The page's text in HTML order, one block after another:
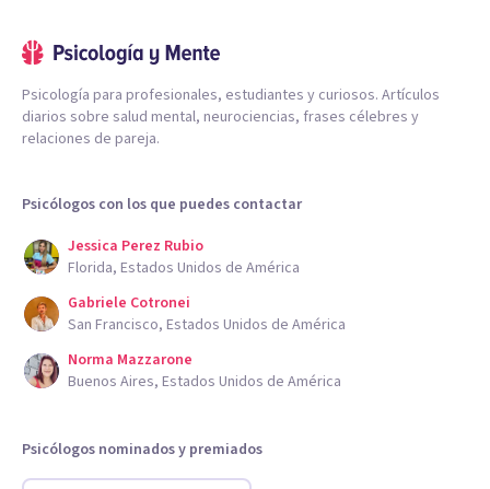
Psicología para profesionales, estudiantes y curiosos. Artículos
diarios sobre salud mental, neurociencias, frases célebres y
relaciones de pareja.
Psicólogos con los que puedes contactar
Jessica Perez Rubio
Florida, Estados Unidos de América
Gabriele Cotronei
San Francisco, Estados Unidos de América
Norma Mazzarone
Buenos Aires, Estados Unidos de América
Psicólogos nominados y premiados